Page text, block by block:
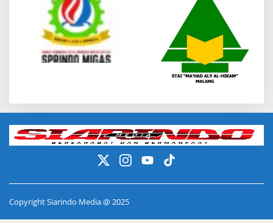
Copyright Siarindo Media @ 2025